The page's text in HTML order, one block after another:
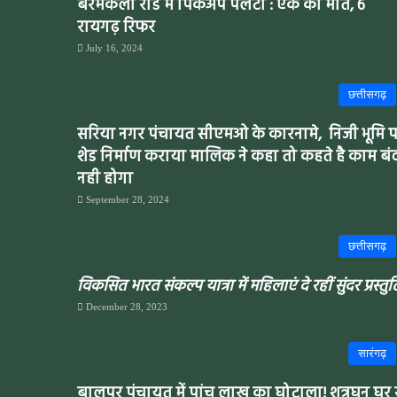
बरमकेला रोड में पिकअप पलटा : एक की मौत, 6
रायगढ़ रिफर
July 16, 2024
छत्तीसगढ़
सरिया नगर पंचायत सीएमओ के कारनामे, निजी भूमि
शेड निर्माण कराया मालिक ने कहा तो कहते है काम
नही होगा
September 28, 2024
छत्तीसगढ़
विकसित भारत संकल्प यात्रा में महिलाएं दे रहीं सुंदर
December 28, 2023
सारंगढ़